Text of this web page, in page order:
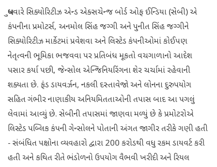
બુધવારે સિક્યોરિટીઝ એન્ડ એક્સચેન્જ બોર્ડ ઓફ ઈન્ડિયા (સેબી) એ
કંપનીના પ્રમોટર્સ, અનમોલ સિંહ જગ્ગી અને પુનીત સિંહ જગ્ગીને
સિક્યોરિટીઝ માર્કેટમાં પ્રવેશવા અને લિસ્ટેડ કંપનીઓમાં કોઈપણ
નેતૃત્વની ભૂમિકા ભજવવા પર પ્રતિબંધ મૂકતો વચગાળાનો આદેશ
પસાર કર્યા પછી, જેન્સોલ એન્જિનિયરિંગના શેર ચર્ચામાં રહેવાની
શક્યતા છે. ફંડ ડાયવર્ઝન, નકલી દસ્તાવેજો અને લોનના દુરુપયોગ
સહિત ગંભીર નાણાકીય અનિયમિતતાઓની તપાસ બાદ આ પગલું
લેવામાં આવ્યું છે. સેબીની તપાસમાં જાણવા મળ્યું છે કે પ્રમોટરોએ
લિસ્ટેડ પબ્લિક કંપની ગેન્સોલને પોતાની અંગત જાગીર તરીકે ગણી હતી
- સંબંધિત પક્ષોના વ્યવહારો દ્વારા 200 કરોડથી વધુ રકમ ડાયવર્ટ કરી
હતી અને કથિત રીતે ભંડોળનો ઉપયોગ વૈભવી ખરીદી અને રિયલ